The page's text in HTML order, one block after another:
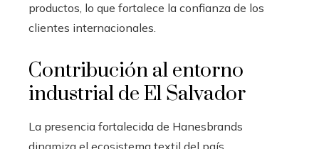
productos, lo que fortalece la confianza de los
clientes internacionales.
Contribución al entorno
industrial de El Salvador
La presencia fortalecida de Hanesbrands
dinamiza el ecosistema textil del país.